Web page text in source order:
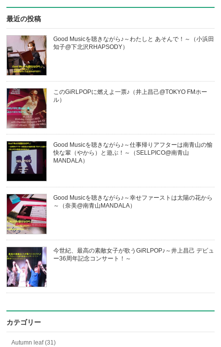
最近の投稿
Good Musicを聴きながら♪～わたしと あそんで！～（小浜田
知子@下北沢RHAPSODY）
このGiRLPOPに燃えよ一票♪（井上昌己@TOKYO FMホー
ル）
Good Musicを聴きながら♪～仕事帰りアフターは南青山の愉
快な輩（やから）と遊ぶ！～（SELLPICO@南青山
MANDALA）
Good Musicを聴きながら♪～幸せファーストは太陽の花から
～（奈美@南青山MANDALA）
今世紀、最高の素敵女子が歌うGiRLPOP♪～井上昌己 デビュ
ー36周年記念コンサート！～
カテゴリー
Autumn leaf (31)